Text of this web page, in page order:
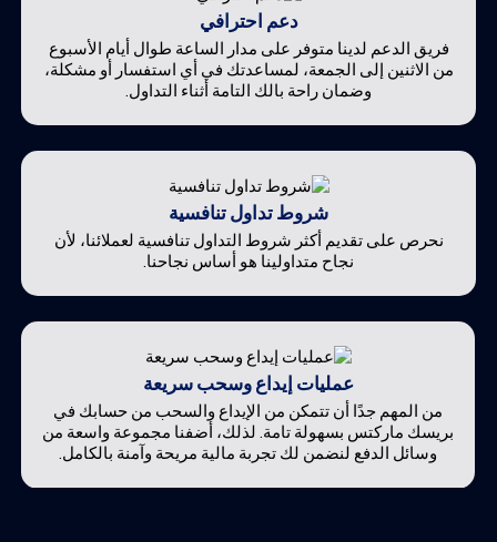
دعم احترافي
فريق الدعم لدينا متوفر على مدار الساعة طوال أيام الأسبوع
من الاثنين إلى الجمعة، لمساعدتك في أي استفسار أو مشكلة،
وضمان راحة بالك التامة أثناء التداول.
شروط تداول تنافسية
نحرص على تقديم أكثر شروط التداول تنافسية لعملائنا، لأن
نجاح متداولينا هو أساس نجاحنا.
عمليات إيداع وسحب سريعة
من المهم جدًا أن تتمكن من الإيداع والسحب من حسابك في
بريسك ماركتس بسهولة تامة. لذلك، أضفنا مجموعة واسعة من
وسائل الدفع لنضمن لك تجربة مالية مريحة وآمنة بالكامل.